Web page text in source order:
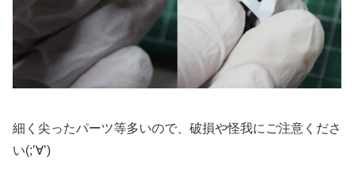
細く尖ったパーツ等多いので、破損や怪我にご注意くださ
い(;’∀’)